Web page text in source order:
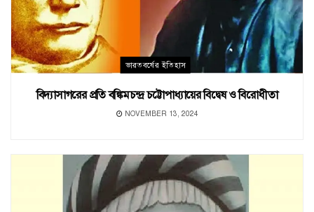
ভারতবর্ষের ইতিহাস
বিদ্যাসাগরের প্রতি বঙ্কিমচন্দ্র চট্টোপাধ্যায়ের বিদ্বেষ ও বিরোধীতা
NOVEMBER 13, 2024